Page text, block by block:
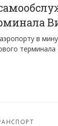
в
терминала